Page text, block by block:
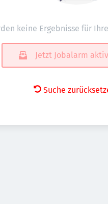
keine Ergebnisse für
Jetzt Jobalarm
Suche